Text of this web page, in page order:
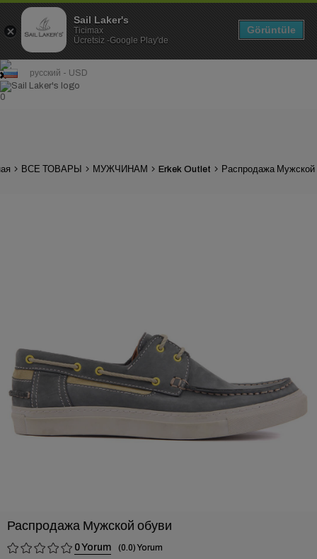
русский - USD
0
ВСЕ ТОВАРЫ МУЖЧИНАМ Erkek Outlet Распродажа Мужской
Распродажа Мужской обуви
0 0.0
Sail Laker's
Ticimax
Ücretsiz -Google Play'de
Görüntüle